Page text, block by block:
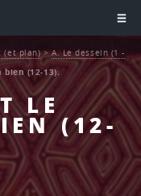
LE
(12-
(et plan)>A. Le dessein (1 -
(12-13).